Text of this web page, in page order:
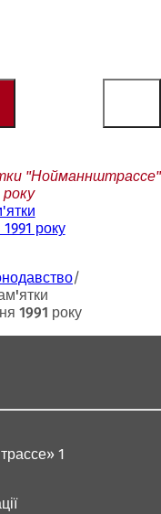
"Нойманнштрассе"
року
року
1991 року
1